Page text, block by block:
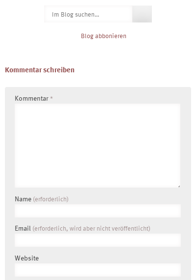
Blog abbonieren
Kommentar schreiben
Kommentar *
Name (erforderlich)
Email (erforderlich, wird aber nicht veröffentlicht)
Website